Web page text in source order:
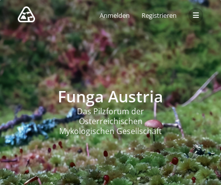
Anmelden Registrieren
Funga Austria
Das Pilzforum der
Österreichischen
Mykologischen Gesellschaft